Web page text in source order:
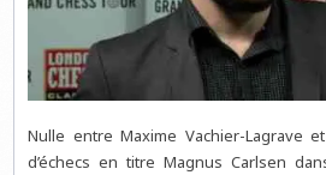
Nulle entre Maxime Vachier-Lagrave
d’échecs en titre Magnus Carlsen